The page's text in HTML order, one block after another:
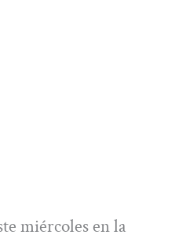
miércoles en la